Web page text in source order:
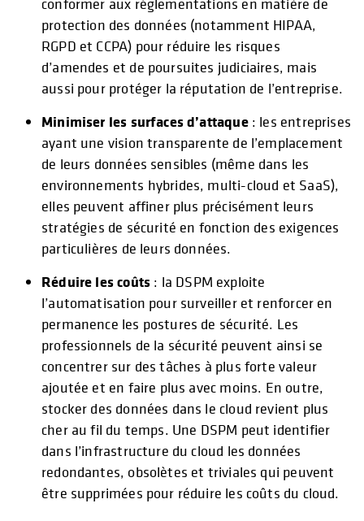
protection des données (notamment HIPAA,
RGPD et CCPA) pour réduire les risques
d’amendes et de poursuites judiciaires, mais
aussi pour protéger la réputation de l’entreprise.
Minimiser les surfaces d’attaque: les entreprises
ayant une vision transparente de l’emplacement
de leurs données sensibles (même dans les
environnements hybrides, multi-cloud et SaaS),
elles peuvent affiner plus précisément leurs
stratégies de sécurité en fonction des exigences
particulières de leurs données.
Réduire les coûts : la DSPM exploite
l’automatisation pour surveiller et renforcer en
permanence les postures de sécurité. Les
professionnels de la sécurité peuvent ainsi se
concentrer sur des tâches à plus forte valeur
ajoutée et en faire plus avec moins. En outre,
stocker des données dans le cloud revient plus
cher au fil du temps. Une DSPM peut identifier
dans l’infrastructure du cloud les données
redondantes, obsolètes et triviales qui peuvent
être supprimées pour réduire les coûts du cloud.